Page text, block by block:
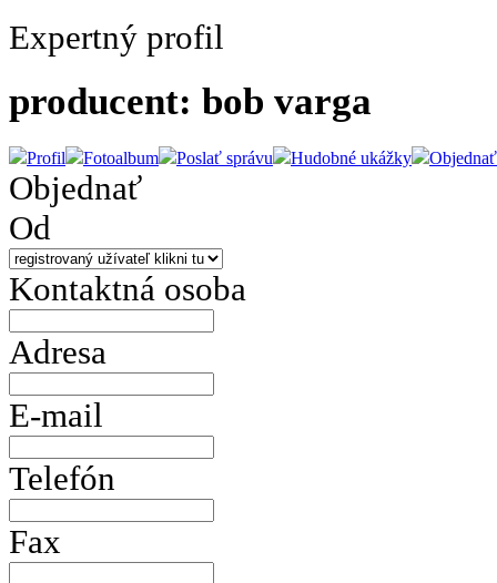
Expertný profil
producent: bob varga
Profil Fotoalbum Poslať správu Hudobné ukážky Objednať
Objednať
Od
Kontaktná osoba
Adresa
E-mail
Telefón
Fax